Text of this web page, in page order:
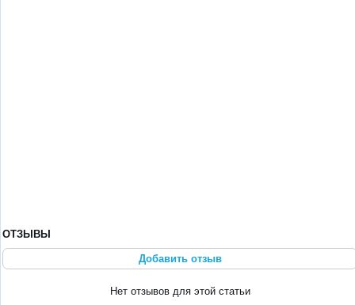
ОТЗЫВЫ
Добавить отзыв
Нет отзывов для этой статьи